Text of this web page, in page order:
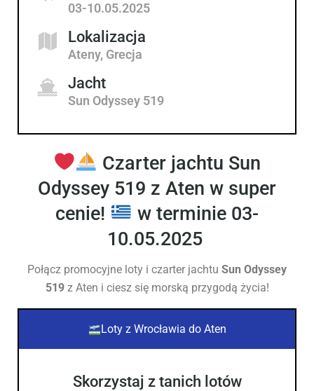
03-10.05.2025
Lokalizacja
Ateny, Grecja
Jacht
Sun Odyssey 519
Czarter jachtu Sun
Odyssey 519 z Aten w super
cenie!
w terminie 03-
10.05.2025
Połącz promocyjne loty i czarter jachtu Sun Odyssey
519 z Aten i ciesz się morską przygodą życia!
Loty z Wrocławia do Aten
Skorzystaj z tanich lotów